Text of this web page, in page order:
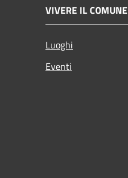
VIVERE IL COMUNE
Luoghi
Eventi